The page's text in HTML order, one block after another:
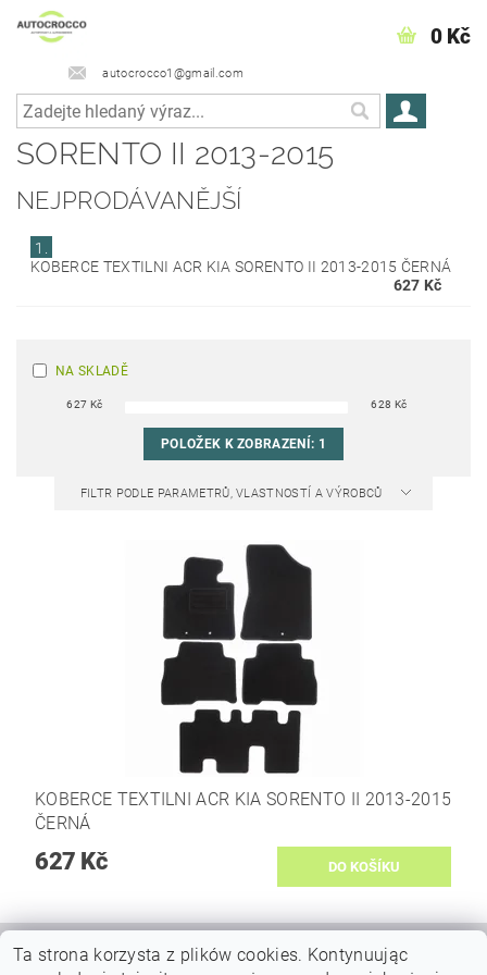
autocrocco1@gmail.com
0 Kč
SORENTO II 2013-2015
NEJPRODÁVANĚJŠÍ
1.
KOBERCE TEXTILNI ACR KIA SORENTO II 2013-2015 ČERNÁ
627 Kč
NA SKLADĚ
627 Kč 628 Kč
POLOŽEK K ZOBRAZENÍ: 1
FILTR PODLE PARAMETRŮ, VLASTNOSTÍ A VÝROBCŮ
KOBERCE TEXTILNI ACR KIA SORENTO II 2013-2015
ČERNÁ
627 Kč
Ta strona korzysta z plików cookies. Kontynuując